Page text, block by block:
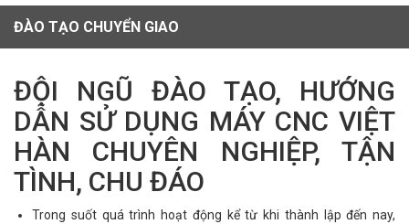
ĐÀO TẠO CHUYỂN GIAO
ĐỘI NGŨ ĐÀO TẠO, HƯỚNG
DẪN SỬ DỤNG MÁY CNC VIỆT
HÀN CHUYÊN NGHIỆP, TẬN
TÌNH, CHU ĐÁO
Trong suốt quá trình hoạt động kể từ khi thành lập đến nay,